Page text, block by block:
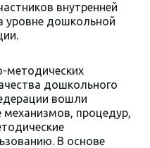
внутренней
уровне дошкольной
методических
дошкольного
вошли
процедур,
В основе